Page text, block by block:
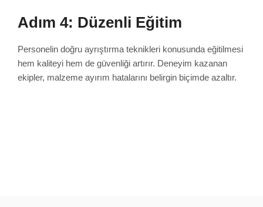
Adım 4: Düzenli Eğitim
Personelin doğru ayrıştırma teknikleri konusunda eğitilmesi
hem kaliteyi hem de güvenliği artırır. Deneyim kazanan
ekipler, malzeme ayırım hatalarını belirgin biçimde azaltır.